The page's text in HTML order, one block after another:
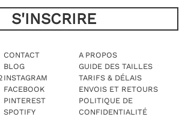
CONTACT
BLOG
INSTAGRAM
FACEBOOK
PINTEREST
SPOTIFY
A PROPOS
GUIDE DES TAILLES
TARIFS & DÉLAIS
ENVOIS ET RETOURS
POLITIQUE DE
CONFIDENTIALITÉ